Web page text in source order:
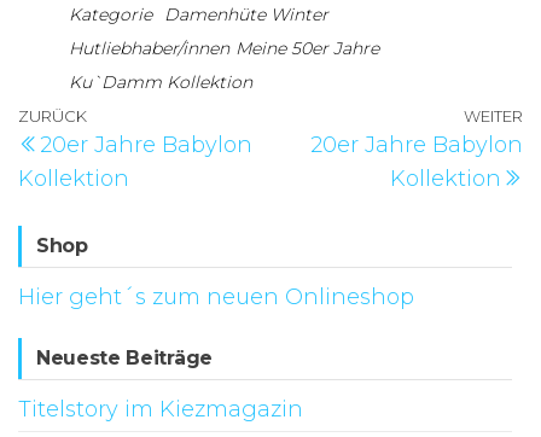
Kategorie
Damenhüte Winter
Hutliebhaber/innen Meine 50er Jahre
Ku`Damm Kollektion
Beitragsnavigation
Vorheriger
Beitrag
ZURÜCK
20er Jahre Babylon
Kollektion
WEITER
20er Jahre Babylon
Kollektion
Shop
Hier geht´s zum neuen Onlineshop
Neueste Beiträge
Titelstory im Kiezmagazin